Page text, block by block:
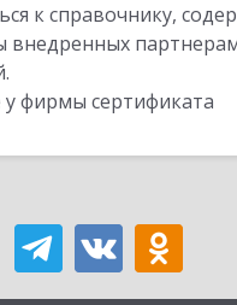
к справочнику,
внедренных
у фирмы сертификата